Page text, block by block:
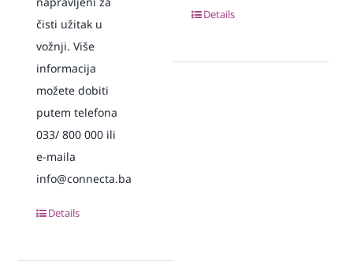
čisti užitak u
vožnji. Više
informacija
možete dobiti
putem telefona
033/ 800 000 ili
e-maila
info@connecta.ba
Details
Details